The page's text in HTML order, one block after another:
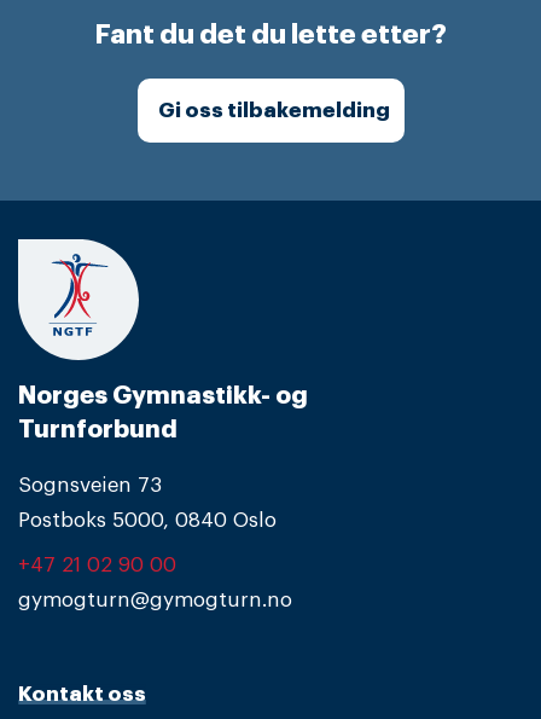
Fant du det du lette etter?
Gi oss tilbakemelding
Norges Gymnastikk- og
Turnforbund
Sognsveien 73
Postboks 5000, 0840 Oslo
+47 21 02 90 00
gymogturn@gymogturn.no
Kontakt oss